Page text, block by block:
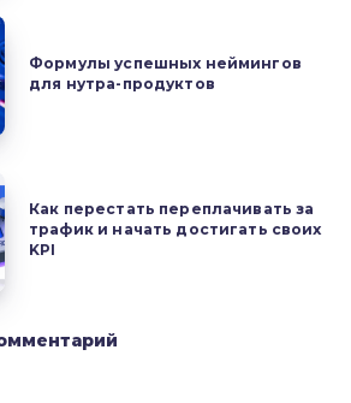
Формулы успешных неймингов
для нутра-продуктов
Как перестать переплачивать за
трафик и начать достигать своих
KPI